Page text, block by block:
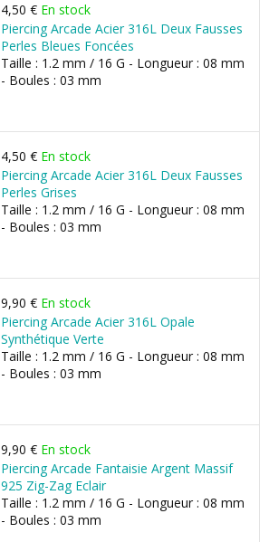
4,50 € En stock
Piercing Arcade Acier 316L Deux Fausses
Perles Bleues Foncées
Taille : 1.2 mm / 16 G - Longueur : 08 mm
- Boules : 03 mm
4,50 € En stock
Piercing Arcade Acier 316L Deux Fausses
Perles Grises
Taille : 1.2 mm / 16 G - Longueur : 08 mm
- Boules : 03 mm
9,90 € En stock
Piercing Arcade Acier 316L Opale
Synthétique Verte
Taille : 1.2 mm / 16 G - Longueur : 08 mm
- Boules : 03 mm
9,90 € En stock
Piercing Arcade Fantaisie Argent Massif
925 Zig-Zag Eclair
Taille : 1.2 mm / 16 G - Longueur : 08 mm
- Boules : 03 mm